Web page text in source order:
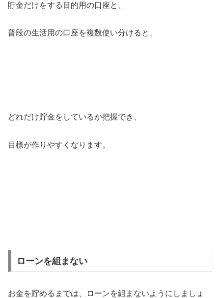
貯金だけをする目的用の口座と、
普段の生活用の口座を複数使い分けると、
どれだけ貯金をしているか把握でき、
目標が作りやすくなります。
ローンを組まない
お金を貯めるまでは、ローンを組まないようにしましょ